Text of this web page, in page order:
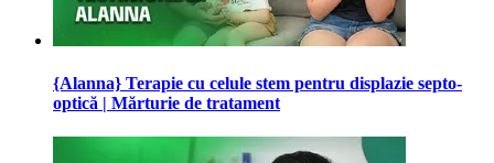
{Alanna} Terapie cu celule stem pentru displazie septo-
optică | Mărturie de tratament